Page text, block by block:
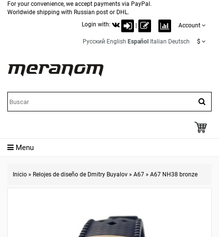
For your convenience, we accept payments via PayPal.
Worldwide shipping with Russian post or DHL.
Login with:
Account
Русский English Español Italian Deutsch $
Menu
Inicio » Relojes de diseño de Dmitry Buyalov » A67 » A67 NH38 bronze